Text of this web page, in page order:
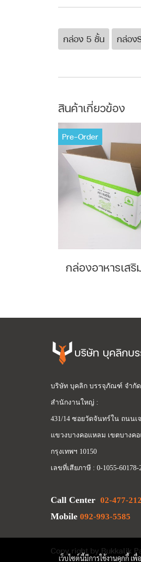
กล่อง 5 ชั้น กล่อง
สินค้าเกี่ยวข้อง
Pre-Order
บริษัท บุคลิกบ
บริษัท บุคลิก บรรจุภัณฑ์ จำกัด
สำนักงานใหญ่ :
431/14 ซอยวัดจันทร์ใน ถนนเ
แขวงบางคอแหลม เขตบางค
กรุงเทพฯ 10150
เลขที่เสียภาษี : 0-1055-60178-
Call Center 02-477-
Mobile 092-993-5585
Copy right by Bukkalik
เว็บไซต์นี้มีการใช้งานคุกกี้ เ